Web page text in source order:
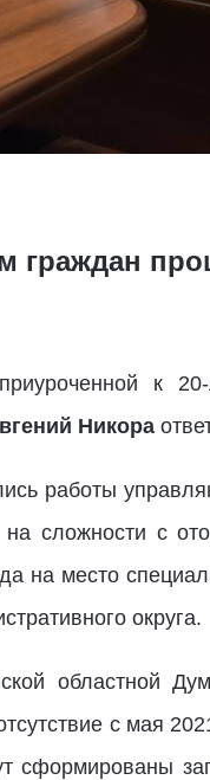
граждан
к
Никора
работы
на сложности с
на место
округа.
областной
с мая
сформированы